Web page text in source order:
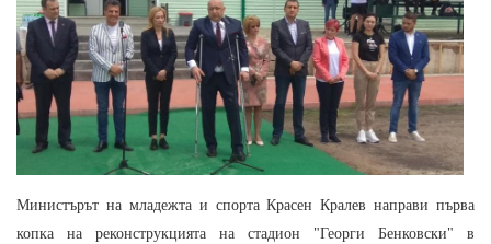
Министърът на младежта и спорта Красен Кралев направи първа
копка на реконструкцията на стадион "Георги Бенковски" в